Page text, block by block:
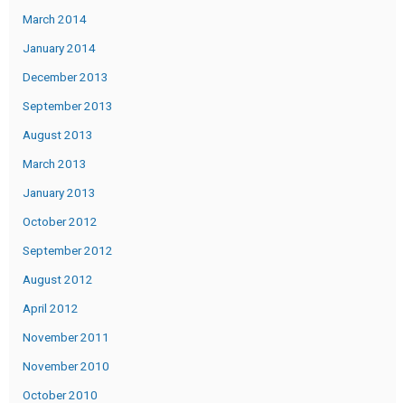
March 2014
January 2014
December 2013
September 2013
August 2013
March 2013
January 2013
October 2012
September 2012
August 2012
April 2012
November 2011
November 2010
October 2010